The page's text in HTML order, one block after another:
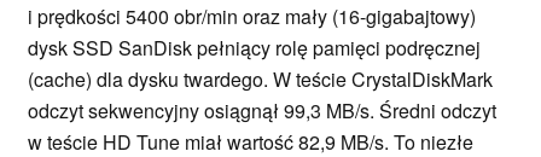
i prędkości 5400 obr/min oraz mały (16-gigabajtowy)
dysk SSD SanDisk pełniący rolę pamięci podręcznej
(cache) dla dysku twardego. W teście CrystalDiskMark
odczyt sekwencyjny osiągnął 99,3 MB/s. Średni odczyt
w teście HD Tune miał wartość 82,9 MB/s. To niezłe